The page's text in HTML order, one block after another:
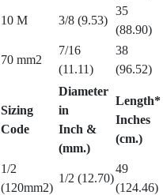
10 M 3/8 (9.53)
35
(88.90)
70 mm2
7/16
(11.11)
38
(96.52)
Sizing
Code
Diameter
in
Inch &
(mm.)
Length*
Inches
(cm.)
1/2
(120mm2)
1/2 (12.70)
49
(124.46)